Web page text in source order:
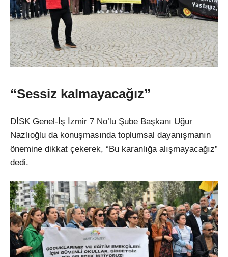
“Sessiz kalmayacağız”
DİSK Genel-İş İzmir 7 No’lu Şube Başkanı Uğur
Nazlıoğlu da konuşmasında toplumsal dayanışmanın
önemine dikkat çekerek, “Bu karanlığa alışmayacağız”
dedi.